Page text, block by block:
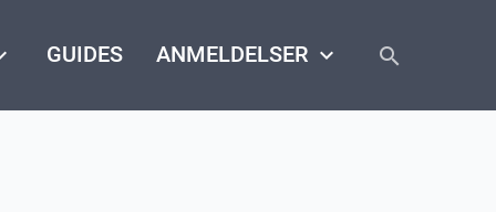
GUIDES ANMELDELSER keyboard_arrow_down search
close